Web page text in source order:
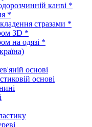
канві *
*
стразами *
3D *
на одязі *
основі
основі